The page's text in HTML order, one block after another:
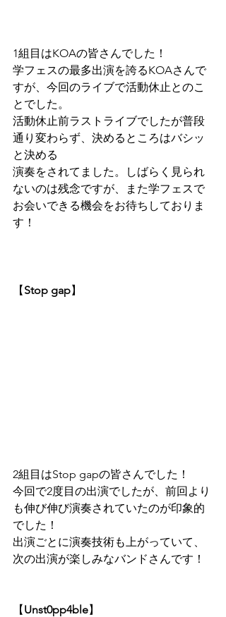
1組目はKOAの皆さんでした！
学フェスの最多出演を誇るKOAさんで
すが、今回のライブで活動休止とのこ
とでした。
活動休止前ラストライブでしたが普段
通り変わらず、決めるところはバシッ
と決める
演奏をされてました。しばらく見られ
ないのは残念ですが、また学フェスで
お会いできる機会をお待ちしておりま
す！
【Stop gap】
2組目はStop gapの皆さんでした！
今回で2度目の出演でしたが、前回より
も伸び伸び演奏されていたのが印象的
でした！
出演ごとに演奏技術も上がっていて、
次の出演が楽しみなバンドさんです！
【Unst0pp4ble】